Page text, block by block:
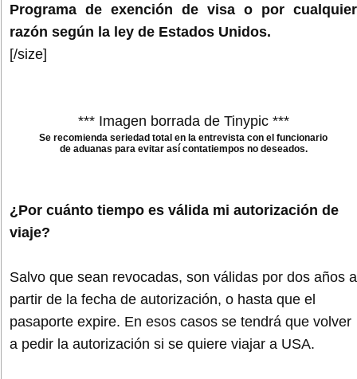
Programa de exención de visa o por cualquier
razón según la ley de Estados Unidos.
[/size]
*** Imagen borrada de Tinypic ***
Se recomienda seriedad total en la entrevista con el funcionario
de aduanas para evitar así contatiempos no deseados.
¿Por cuánto tiempo es válida mi autorización de
viaje?
Salvo que sean revocadas, son válidas por dos años a
partir de la fecha de autorización, o hasta que el
pasaporte expire. En esos casos se tendrá que volver
a pedir la autorización si se quiere viajar a USA.